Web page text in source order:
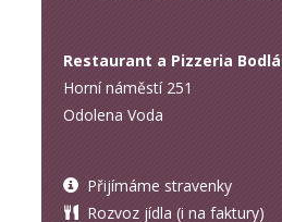
Restaurant a Pizzeria
Horní náměstí 251
Odolena Voda
Přijímáme stravenky
Rozvoz jídla (i na faktury)